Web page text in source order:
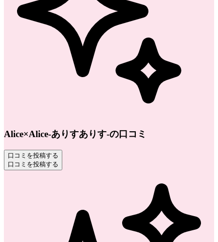
Alice×Alice-ありすありす-の口コミ
口コミを投稿する
口コミを投稿する